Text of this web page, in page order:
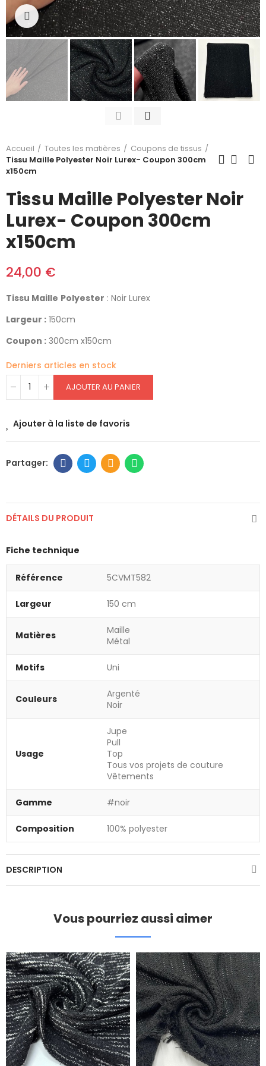
Cliquez pour agrandir
Accueil Toutes les matières
Coupons de tissus
Tissu Maille Polyester Noir Lurex- Coupon 300cm
x150cm
Tissu Maille Polyester Noir
Lurex- Coupon 300cm
x150cm
24,00 €
Tissu Maille Polyester : Noir Lurex
Largeur : 150cm
Coupon : 300cm x150cm
Derniers articles en stock
AJOUTER AU PANIER
Ajouter à la liste de favoris
DÉTAILS DU PRODUIT
Fiche technique
Référence 5CVMT582
Largeur 150 cm
Matières
Maille
Métal
Motifs Uni
Couleurs
Argenté
Noir
Usage
Jupe
Pull
Top
Tous vos projets de couture
Vêtements
Gamme #noir
Composition 100% polyester
DESCRIPTION
Vous pourriez aussi aimer